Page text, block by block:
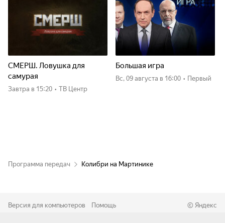
СМЕРШ. Ловушка для
самурая
Завтра в 15:20 • ТВ Центр
Большая игра
вс, 09 августа в 16:00 • Первый
Программа передач Колибри на Мартинике
Версия для компьютеров Помощь © Яндекс